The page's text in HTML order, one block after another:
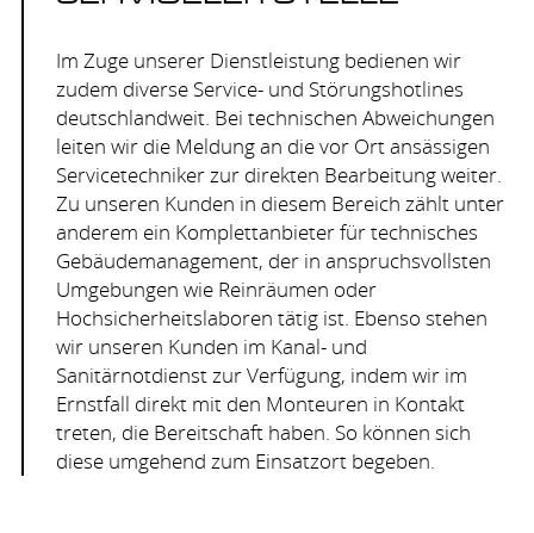
Im Zuge unserer Dienstleistung bedienen wir
zudem diverse Service- und Störungshotlines
deutschlandweit. Bei technischen Abweichungen
leiten wir die Meldung an die vor Ort ansässigen
Servicetechniker zur direkten Bearbeitung weiter.
Zu unseren Kunden in diesem Bereich zählt unter
anderem ein Komplettanbieter für technisches
Gebäudemanagement, der in anspruchsvollsten
Umgebungen wie Reinräumen oder
Hochsicherheitslaboren tätig ist. Ebenso stehen
wir unseren Kunden im Kanal- und
Sanitärnotdienst zur Verfügung, indem wir im
Ernstfall direkt mit den Monteuren in Kontakt
treten, die Bereitschaft haben. So können sich
diese umgehend zum Einsatzort begeben.